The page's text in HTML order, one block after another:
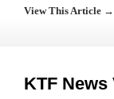
View This Article →
KTF News